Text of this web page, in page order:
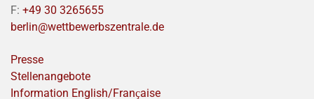
F: +49 30 3265655
berlin@wettbewerbszentrale.de
Presse
Stellenangebote
Information English/Franҫaise